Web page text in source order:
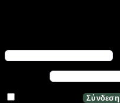
Απαιτείται
Σύνδεση